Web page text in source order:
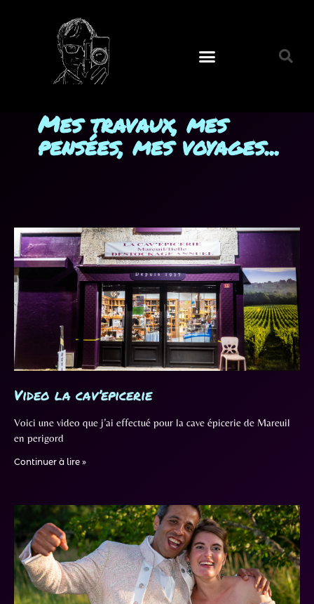
Mes travaux, mes
pensées, mes voyages...
Video la cav’epicerie
Voici une video que j’ai effectué pour la cave épicerie de Mareuil
en perigord
Continuer à lire »